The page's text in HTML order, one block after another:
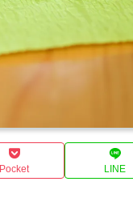
Pocket LINE